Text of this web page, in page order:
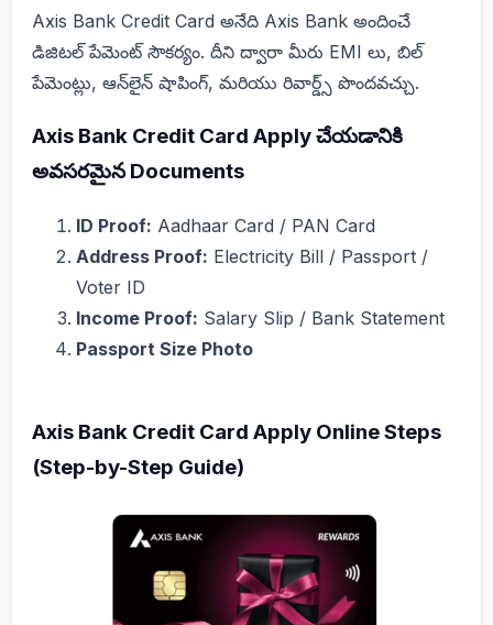
Axis Bank Credit Card అనేది Axis Bank అందించే
డిజిటల్ పేమెంట్ సౌకర్యం. దీని ద్వారా మీరు EMI లు, బిల్
పేమెంట్లు, ఆన్‌లైన్ షాపింగ్, మరియు రివార్డ్స్ పొందవచ్చు.
Axis Bank Credit Card Apply చేయడానికి
అవసరమైన Documents
ID Proof: Aadhaar Card / PAN Card
Address Proof: Electricity Bill / Passport /
Voter ID
Income Proof: Salary Slip / Bank Statement
Passport Size Photo
Axis Bank Credit Card Apply Online Steps
(Step-by-Step Guide)